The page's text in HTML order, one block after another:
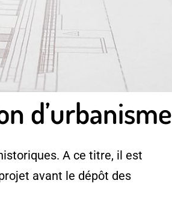
d’urbanisme
A ce titre, il est
avant le dépôt des